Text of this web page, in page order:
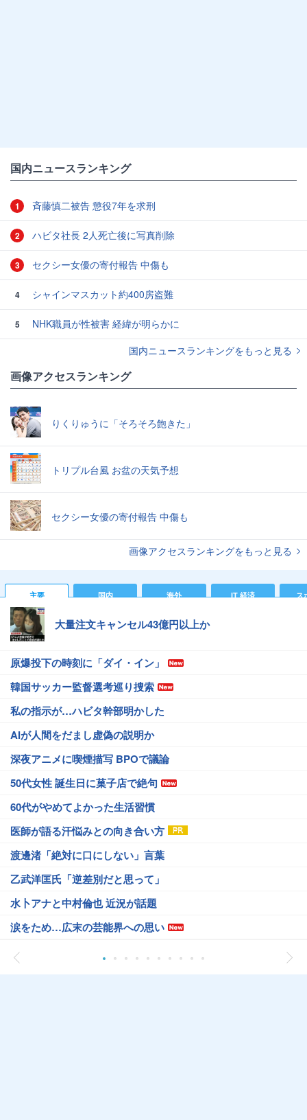
国内ニュースランキング
1 斉藤慎二被告 懲役7年を求刑
2 ハビタ社長 2人死亡後に写真削除
3 セクシー女優の寄付報告 中傷も
4 シャインマスカット約400房盗難
5
NHK職員が性被害 経緯が明らかに
国内ニュースランキングをもっと見る
画像アクセスランキング
りくりゅうに「そろそろ飽きた」
トリプル台風 お盆の天気予想
セクシー女優の寄付報告 中傷も
画像アクセスランキングをもっと見る
主要 国内 海外 IT 経済 ス
大量注文キャンセル43億円以上か
原爆投下の時刻に「ダイ・イン」
韓国サッカー監督選考巡り捜索
私の指示が…ハビタ幹部明かした
AIが人間をだまし虚偽の説明か
深夜アニメに喫煙描写 BPOで議論
50代女性 誕生日に菓子店で絶句
60代がやめてよかった生活習慣
医師が語る汗悩みとの向き合い方
渡邊渚「絶対に口にしない」言葉
乙武洋匡氏「逆差別だと思って」
水卜アナと中村倫也 近況が話題
涙をため…広末の芸能界への思い